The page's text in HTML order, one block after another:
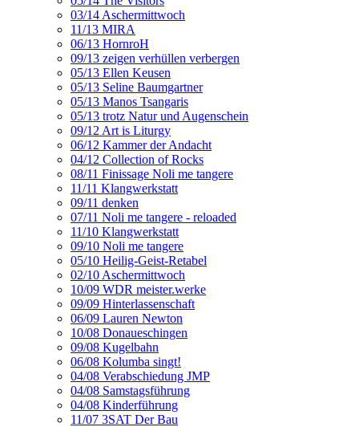
03/14 Aschermittwoch
11/13 MIRA
06/13 HornroH
09/13 zeigen verhüllen verbergen
05/13 Ellen Keusen
05/13 Seline Baumgartner
05/13 Manos Tsangaris
05/13 trotz Natur und Augenschein
09/12 Art is Liturgy
06/12 Kammer der Andacht
04/12 Collection of Rocks
08/11 Finissage Noli me tangere
11/11 Klangwerkstatt
09/11 denken
07/11 Noli me tangere - reloaded
11/10 Klangwerkstatt
09/10 Noli me tangere
05/10 Heilig-Geist-Retabel
02/10 Aschermittwoch
10/09 WDR meister.werke
09/09 Hinterlassenschaft
06/09 Lauren Newton
10/08 Donaueschingen
09/08 Kugelbahn
06/08 Kolumba singt!
04/08 Verabschiedung JMP
04/08 Samstagsführung
04/08 Kinderführung
11/07 3SAT Der Bau